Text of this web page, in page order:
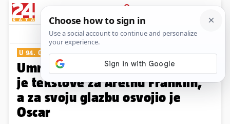
PRIJAVA
Show Komentari
U 94. GODINI
Umro je Burt Bacharach: Pisao
je tekstove za Arethu Franklin,
a za svoju glazbu osvojio je
Oscar